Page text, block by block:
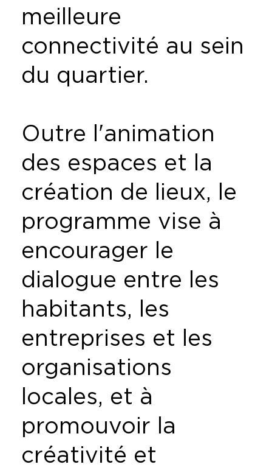
meilleure
connectivité au sein
du quartier.
Outre l'animation
des espaces et la
création de lieux, le
programme vise à
encourager le
dialogue entre les
habitants, les
entreprises et les
organisations
locales, et à
promouvoir la
créativité et